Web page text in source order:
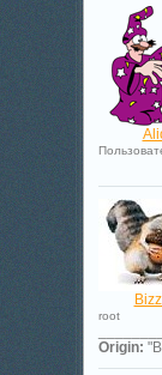
root
Origin: